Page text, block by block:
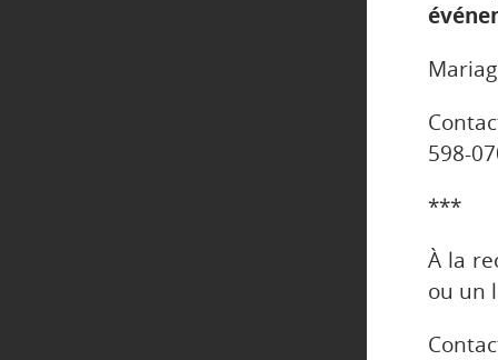
598-
***
À la
ou un